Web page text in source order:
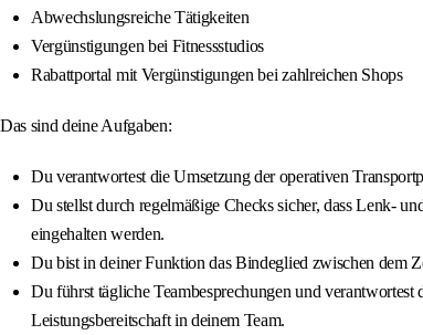
Abwechslungsreiche Tätigkeiten
Vergünstigungen bei Fitnessstudios
Rabattportal mit Vergünstigungen bei zahlreichen Shops
Das sind deine Aufgaben:
Du verantwortest die Umsetzung der operativen
Du stellst durch regelmäßige Checks sicher, dass Lenk-
eingehalten werden.
Du bist in deiner Funktion das Bindeglied zwischen dem
Du führst tägliche Teambesprechungen und
Leistungsbereitschaft in deinem Team.